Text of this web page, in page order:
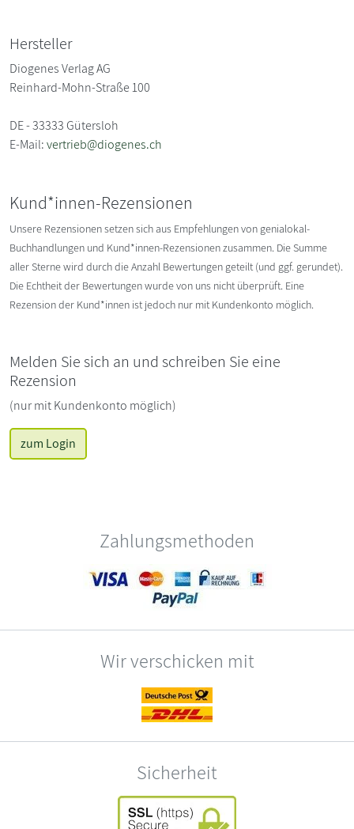
Hersteller
Diogenes Verlag AG
Reinhard-Mohn-Straße 100
DE - 33333 Gütersloh
E-Mail:vertrieb@diogenes.ch
Kund*innen-Rezensionen
Unsere Rezensionen setzen sich aus Empfehlungen von genialokal-
Buchhandlungen und Kund*innen-Rezensionen zusammen. Die Summe
aller Sterne wird durch die Anzahl Bewertungen geteilt (und ggf. gerundet).
Die Echtheit der Bewertungen wurde von uns nicht überprüft. Eine
Rezension der Kund*innen ist jedoch nur mit Kundenkonto möglich.
Melden Sie sich an und schreiben Sie eine
Rezension
(nur mit Kundenkonto möglich)
zum Login
Zahlungsmethoden
Wir verschicken mit
Sicherheit